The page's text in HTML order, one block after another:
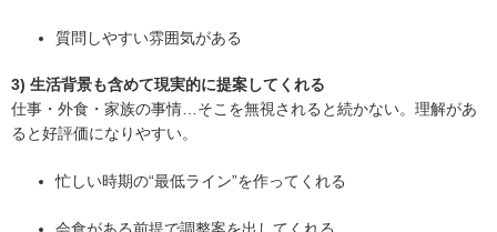
質問しやすい雰囲気がある
3) 生活背景も含めて現実的に提案してくれる
仕事・外食・家族の事情…そこを無視されると続かない。理解があ
ると好評価になりやすい。
忙しい時期の“最低ライン”を作ってくれる
会食がある前提で調整案を出してくれる